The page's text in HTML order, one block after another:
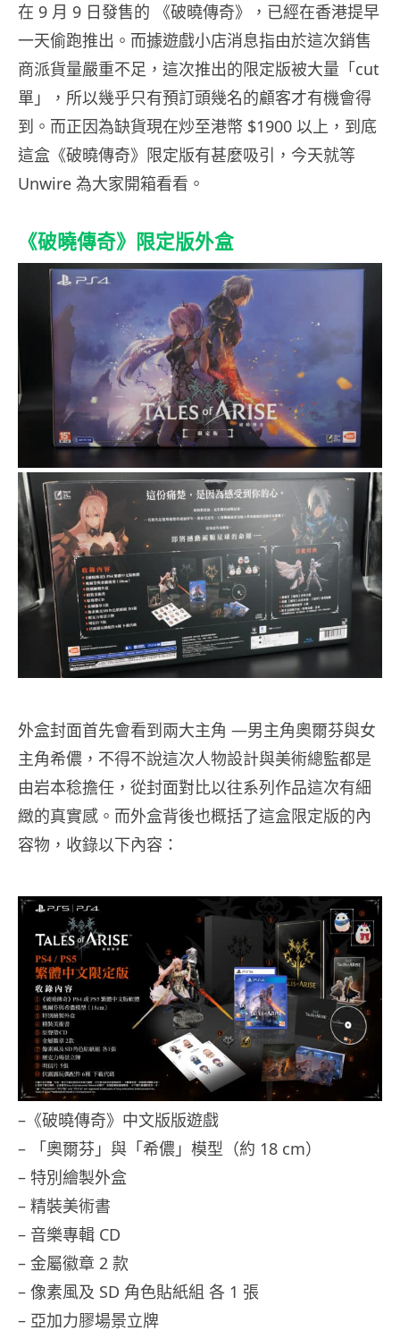
在 9 月 9 日發售的 《破曉傳奇》，已經在香港提早
一天偷跑推出。而據遊戲小店消息指由於這次銷售
商派貨量嚴重不足，這次推出的限定版被大量「cut
單」，所以幾乎只有預訂頭幾名的顧客才有機會得
到。而正因為缺貨現在炒至港幣 $1900 以上，到底
這盒《破曉傳奇》限定版有甚麼吸引，今天就等
Unwire 為大家開箱看看。
《破曉傳奇》限定版外盒
外盒封面首先會看到兩大主角 —男主角奧爾芬與女
主角希儂，不得不說這次人物設計與美術總監都是
由岩本稔擔任，從封面對比以往系列作品這次有細
緻的真實感。而外盒背後也概括了這盒限定版的內
容物，收錄以下內容：
–《破曉傳奇》中文版版遊戲
– 「奧爾芬」與「希儂」模型（約 18 cm）
– 特別繪製外盒
– 精裝美術書
– 音樂專輯 CD
– 金屬徽章 2 款
– 像素風及 SD 角色貼紙組 各 1 張
– 亞加力膠場景立牌